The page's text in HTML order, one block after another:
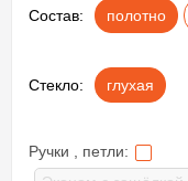
Состав: полотно
Стекло: глухая
Ручки , петли: